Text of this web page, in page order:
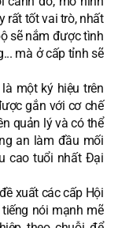
rất tốt vai trò, nhất
sẽ nắm được tình
mà ở cấp tỉnh sẽ
một ký hiệu trên
gắn với cơ chế
quản lý và có thể
an làm đầu mối
cao tuổi nhất Đại
xuất các cấp Hội
nói mạnh mẽ